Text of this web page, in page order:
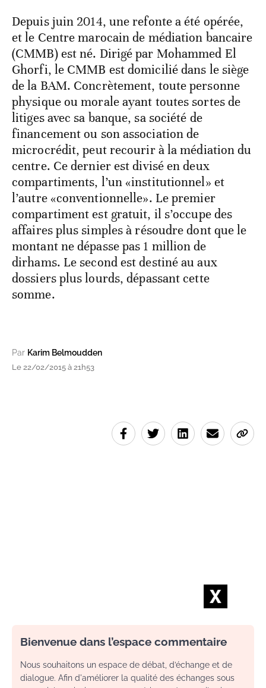
Depuis juin 2014, une refonte a été opérée,
et le Centre marocain de médiation bancaire
(CMMB) est né. Dirigé par Mohammed El
Ghorfi, le CMMB est domicilié dans le siège
de la BAM. Concrètement, toute personne
physique ou morale ayant toutes sortes de
litiges avec sa banque, sa société de
financement ou son association de
microcrédit, peut recourir à la médiation du
centre. Ce dernier est divisé en deux
compartiments, l’un «institutionnel» et
l’autre «conventionnelle». Le premier
compartiment est gratuit, il s’occupe des
affaires plus simples à résoudre dont que le
montant ne dépasse pas 1 million de
dirhams. Le second est destiné au aux
dossiers plus lourds, dépassant cette
somme.
Par Karim Belmoudden
Le 22/02/2015 à 21h53
Bienvenue dans l’espace commentaire
Nous souhaitons un espace de débat, d’échange et de
dialogue. Afin d'améliorer la qualité des échanges sous